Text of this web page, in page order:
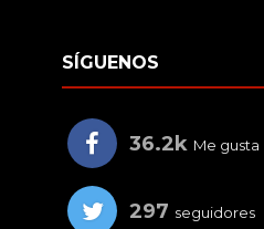
SÍGUENOS
36.2k Me gusta
297 seguidores